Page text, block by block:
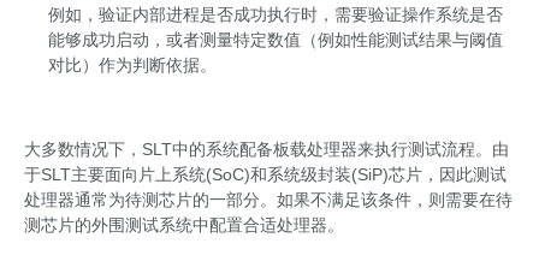
例如，验证内部进程是否成功执行时，需要验证操作系统是否
能够成功启动，或者测量特定数值（例如性能测试结果与阈值
对比）作为判断依据。
大多数情况下，SLT中的系统配备板载处理器来执行测试流程。由
于SLT主要面向片上系统(SoC)和系统级封装(SiP)芯片，因此测试
处理器通常为待测芯片的一部分。如果不满足该条件，则需要在待
测芯片的外围测试系统中配置合适处理器。